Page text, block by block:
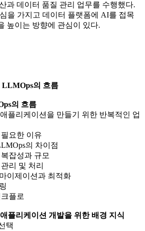
과 데이터 품질 관리 업무를 수행했다.
을 가지고 데이터 플랫폼에 AI를 접목
높이는 방향에 관심이 있다.
LLMOps의 흐름
의 흐름
플리케이션을 만들기 위한 반복적인 업
요한 이유
의 차이점
복잡성과 규모
관리 및 처리
마이제이션과 최적화
플로
플리케이션 개발을 위한 배경 지식
택